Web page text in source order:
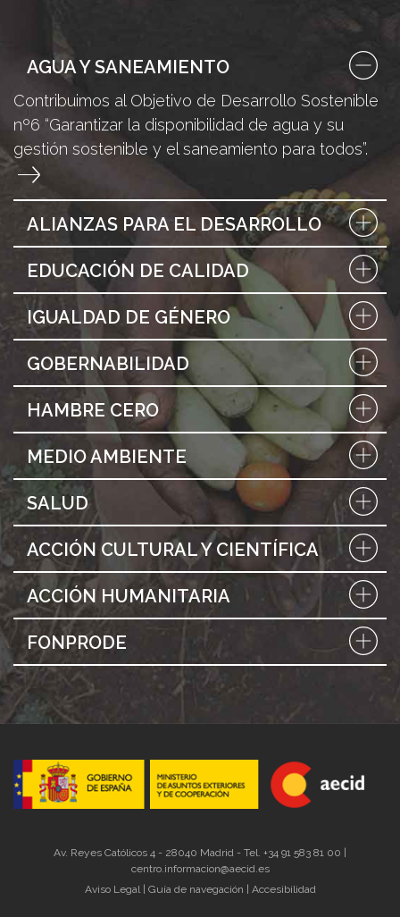
AGUA Y SANEAMIENTO
Contribuimos al Objetivo de Desarrollo Sostenible
nº6 “Garantizar la disponibilidad de agua y su
gestión sostenible y el saneamiento para todos”.
ALIANZAS PARA EL DESARROLLO
EDUCACIÓN DE CALIDAD
IGUALDAD DE GÉNERO
GOBERNABILIDAD
HAMBRE CERO
MEDIO AMBIENTE
SALUD
ACCIÓN CULTURAL Y CIENTÍFICA
ACCIÓN HUMANITARIA
FONPRODE
Av. Reyes Católicos 4 - 28040 Madrid - Tel. +34 91 583 81 00 |
centro.informacion@aecid.es
Aviso Legal| Guía de navegación | Accesibilidad